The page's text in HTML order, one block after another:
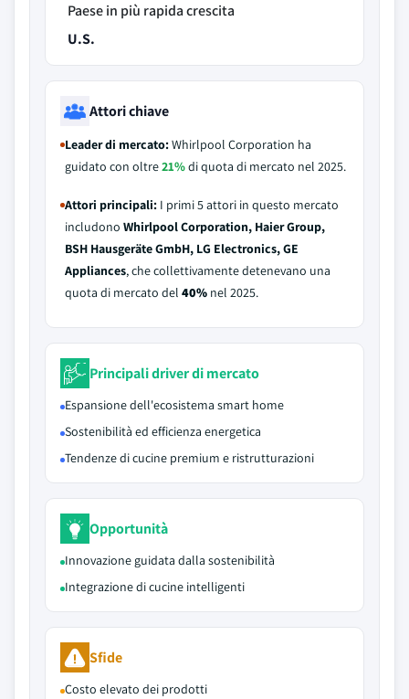
Paese in più rapida crescita
U.S.
Attori chiave
Leader di mercato:Whirlpool Corporation ha
guidato con oltre21%di quota di mercato nel 2025.
Attori principali: I primi 5 attori in questo mercato
includono Whirlpool Corporation, Haier Group,
BSH Hausgeräte GmbH, LG Electronics, GE
Appliances, che collettivamente detenevano una
quota di mercato del 40% nel 2025.
Principali driver di mercato
Espansione dell'ecosistema smart home
Sostenibilità ed efficienza energetica
Tendenze di cucine premium e ristrutturazioni
Opportunità
Innovazione guidata dalla sostenibilità
Integrazione di cucine intelligenti
Sfide
Costo elevato dei prodotti